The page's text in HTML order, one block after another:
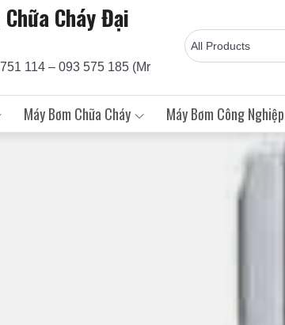
Cháy Đại
114 – 093 575 185 (Mr
Máy Bơm Chữa Cháy Máy Bơm Công Nghiệp